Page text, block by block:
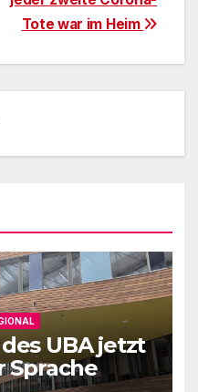
Tote war im Heim
UBA jetzt
Sprache